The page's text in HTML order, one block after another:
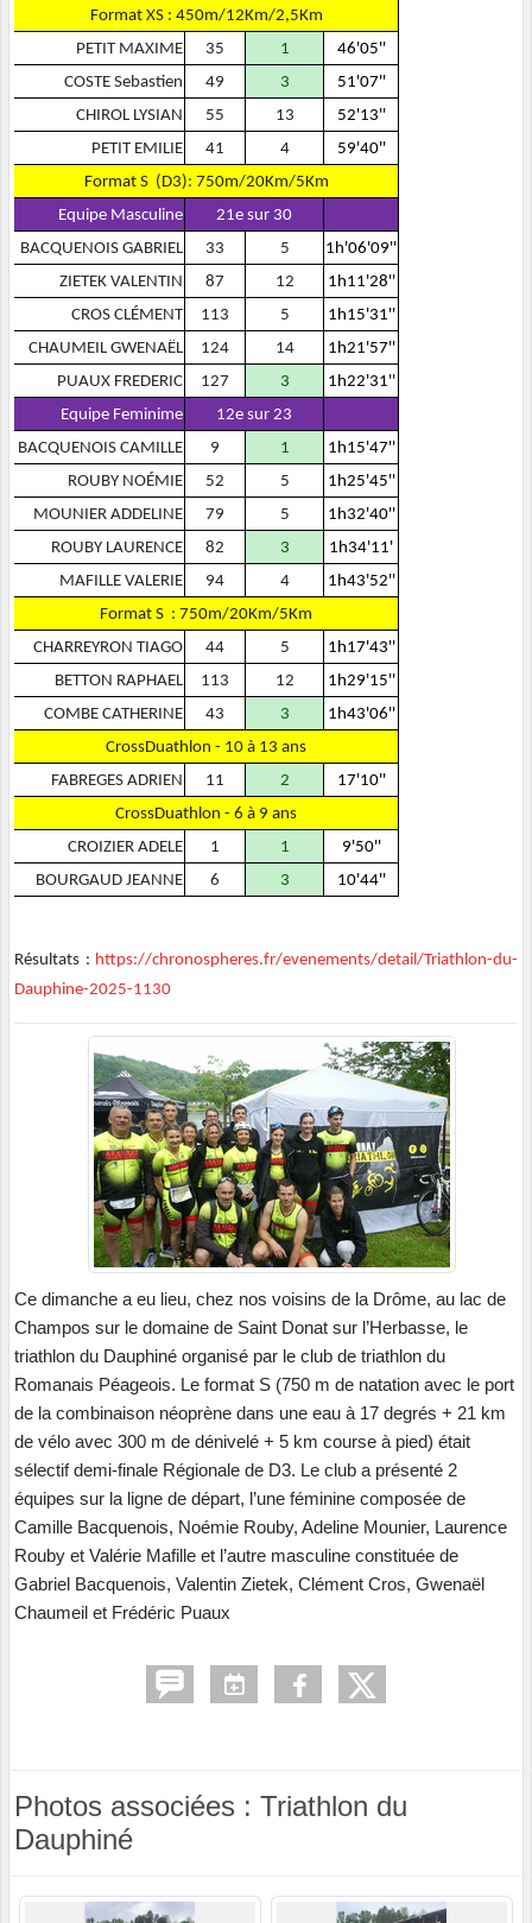
Format XS : 450m/12Km/2,5Km
PETIT MAXIME
35 1
46'05''
COSTE Sebastien
49 3
51'07''
CHIROL LYSIAN
55 13
52'13''
PETIT EMILIE
41 4
59'40''
Format S (D3): 750m/20Km/5Km
Equipe Masculine
21e sur 30
BACQUENOIS GABRIEL
33 5
1h'06'09''
ZIETEK VALENTIN
87 12
1h11'28''
CROS CLÉMENT
113 5
1h15'31''
CHAUMEIL GWENAËL
124 14
1h21'57''
PUAUX FREDERIC
127 3
1h22'31''
Equipe Feminime
12e sur 23
BACQUENOIS CAMILLE
9 1
1h15'47''
ROUBY NOÉMIE
52 5
1h25'45''
MOUNIER ADDELINE
79 5
1h32'40''
ROUBY LAURENCE
82 3
1h34'11'
MAFILLE VALERIE
94 4
1h43'52''
Format S : 750m/20Km/5Km
CHARREYRON TIAGO
44 5
1h17'43''
BETTON RAPHAEL
113 12
1h29'15''
COMBE CATHERINE
43 3
1h43'06''
CrossDuathlon - 10 à 13 ans
FABREGES ADRIEN
11 2
17'10''
CrossDuathlon - 6 à 9 ans
CROIZIER ADELE
1 1
9'50''
BOURGAUD JEANNE
6 3 10'44''
Résultats : https://chronospheres.fr/evenements/detail/Triathlon-du-
Dauphine-2025-1130
Ce dimanche a eu lieu, chez nos voisins de la Drôme, au lac de
Champos sur le domaine de Saint Donat sur l’Herbasse, le
triathlon du Dauphiné organisé par le club de triathlon du
Romanais Péageois. Le format S (750 m de natation avec le port
de la combinaison néoprène dans une eau à 17 degrés + 21 km
de vélo avec 300 m de dénivelé + 5 km course à pied) était
sélectif demi-finale Régionale de D3. Le club a présenté 2
équipes sur la ligne de départ, l’une féminine composée de
Camille Bacquenois, Noémie Rouby, Adeline Mounier, Laurence
Rouby et Valérie Mafille et l’autre masculine constituée de
Gabriel Bacquenois, Valentin Zietek, Clément Cros, Gwenaël
Chaumeil et Frédéric Puaux
Photos associées : Triathlon du
Dauphiné